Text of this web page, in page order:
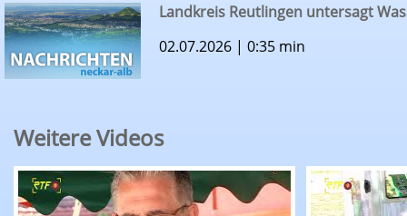
Landkreis Reutlingen untersagt
02.07.2026 | 0:35 min
Weitere Videos
RTF.1-Nachrichten: Sommertour bringtRTF.1-